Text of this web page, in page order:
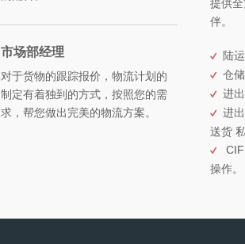
市场部经理
对于货物的跟踪报价，物流计划的
制定有着独到的方式，按照您的需
求，帮您做出完美的物流方案。
提供
伴。
陆
仓
进
进
送货
操作。